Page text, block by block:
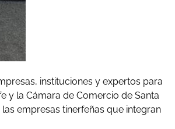
instituciones y expertos para
y la Cámara de Comercio de Santa
empresas tinerfeñas que integran